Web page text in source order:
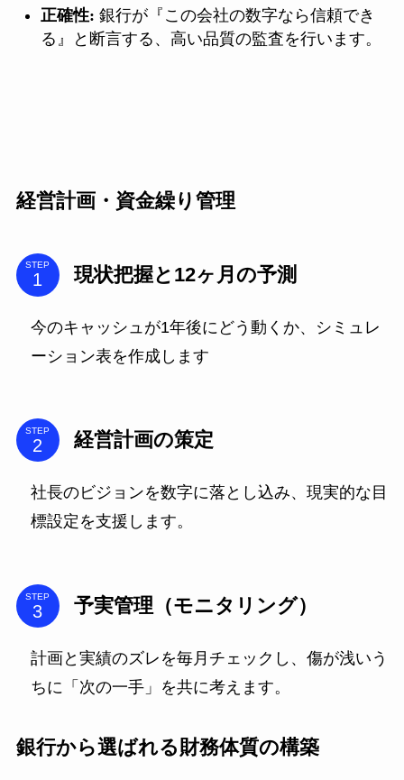
正確性: 銀行が『この会社の数字なら信頼でき
る』と断言する、高い品質の監査を行います。
経営計画・資金繰り管理
STEP 現状把握と12ヶ月の予測
今のキャッシュが1年後にどう動くか、シミュレ
ーション表を作成します
STEP 経営計画の策定
社長のビジョンを数字に落とし込み、現実的な目
標設定を支援します。
STEP 予実管理（モニタリング）
計画と実績のズレを毎月チェックし、傷が浅いう
ちに「次の一手」を共に考えます。
銀行から選ばれる財務体質の構築